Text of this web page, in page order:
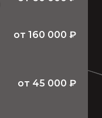
от 160 000 ₽
от 45 000 ₽